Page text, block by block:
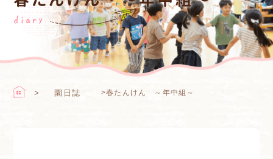
diary
園日誌 >春たんけん ～年中組～